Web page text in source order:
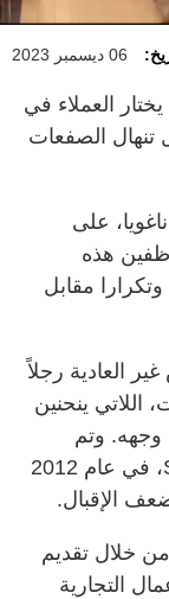
06 ديسمبر 2023
العملاء في
تنهال الصفعات
على
هذه
وتكرارا مقابل
العادية رجلاً
ينحنين
وجهه. وتم
افتتاح المكان، المسمى Shachihoko-ya، في عام 2012
الإقبال.
خلال تقديم
التجارية